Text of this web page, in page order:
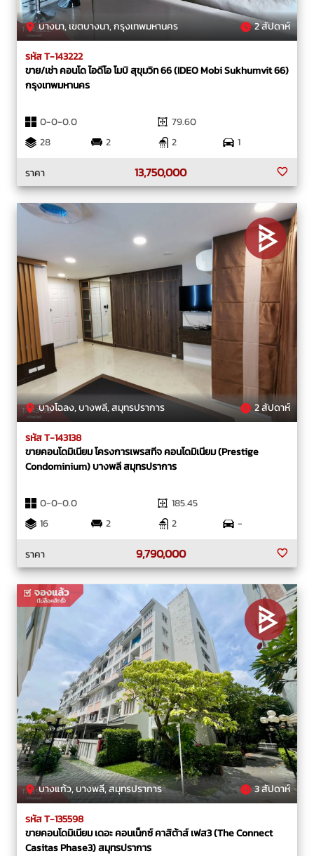
บางนา, เขตบางนา, กรุงเทพมหานคร 2 สัปดาห์
รหัส T-143222
ขาย/เช่า คอนโด ไอดีโอ โมบิ สุขุมวิท 66 (IDEO Mobi Sukhumvit 66)
กรุงเทพมหานคร
0-0-0.0
79.60
28
2 2
1
ราคา
13,750,000
บางโฉลง, บางพลี, สมุทรปราการ 2 สัปดาห์
รหัส T-143138
ขายคอนโดมิเนียม โครงการเพรสทีจ คอนโดมิเนียม (Prestige
Condominium) บางพลี สมุทรปราการ
0-0-0.0
185.45
16
2 2
-
ราคา
9,790,000
บางแก้ว, บางพลี, สมุทรปราการ 3 สัปดาห์
รหัส T-135598
ขายคอนโดมิเนียม เดอะ คอนเน็กซ์ คาสิต้าส์ เฟส3 (The Connect
Casitas Phase3) สมุทรปราการ